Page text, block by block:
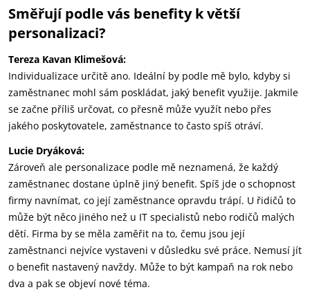
Směřují podle vás benefity k větší
personalizaci?
Tereza Kavan Klimešová:
Individualizace určitě ano. Ideální by podle mě bylo, kdyby si
zaměstnanec mohl sám poskládat, jaký benefit využije. Jakmile
se začne příliš určovat, co přesně může využít nebo přes
jakého poskytovatele, zaměstnance to často spíš otráví.
Lucie Dryáková:
Zároveň ale personalizace podle mě neznamená, že každý
zaměstnanec dostane úplně jiný benefit. Spíš jde o schopnost
firmy navnímat, co její zaměstnance opravdu trápí. U řidičů to
může být něco jiného než u IT specialistů nebo rodičů malých
dětí. Firma by se měla zaměřit na to, čemu jsou její
zaměstnanci nejvíce vystaveni v důsledku své práce. Nemusí jít
o benefit nastavený navždy. Může to být kampaň na rok nebo
dva a pak se objeví nové téma.